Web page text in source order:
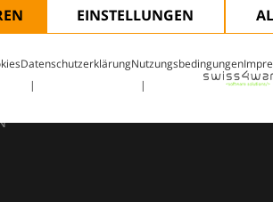
EINSTELLUNGEN
DatenschutzerklärungNutzungsbedingungen